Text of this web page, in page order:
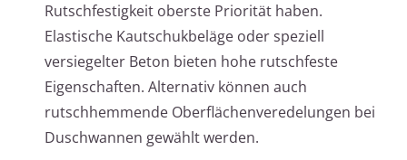
Rutschfestigkeit oberste Priorität haben.
Elastische Kautschukbeläge oder speziell
versiegelter Beton bieten hohe rutschfeste
Eigenschaften. Alternativ können auch
rutschhemmende Oberflächenveredelungen bei
Duschwannen gewählt werden.